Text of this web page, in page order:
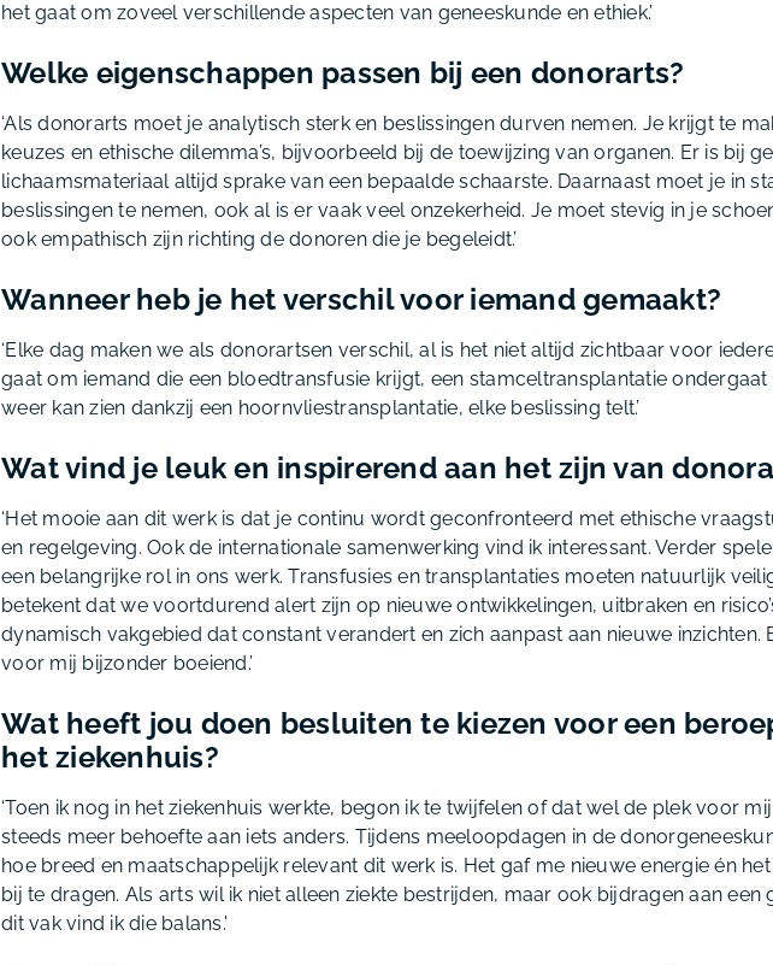
het gaat om zoveel verschillende aspecten van geneeskunde en ethiek.’
Welke eigenschappen passen bij een donorarts?
‘Als donorarts moet je analytisch sterk en beslissingen durven nemen. Je krijgt te
keuzes en ethische dilemma’s, bijvoorbeeld bij de toewijzing van organen. Er is bij
lichaamsmateriaal altijd sprake van een bepaalde schaarste. Daarnaast moet je in
beslissingen te nemen, ook al is er vaak veel onzekerheid. Je moet stevig in je
ook empathisch zijn richting de donoren die je begeleidt.’
Wanneer heb je het verschil voor iemand gemaakt?
‘Elke dag maken we als donorartsen verschil, al is het niet altijd zichtbaar voor
gaat om iemand die een bloedtransfusie krijgt, een stamceltransplantatie
weer kan zien dankzij een hoornvliestransplantatie, elke beslissing telt.’
Wat vind je leuk en inspirerend aan het zijn van
‘Het mooie aan dit werk is dat je continu wordt geconfronteerd met ethische
en regelgeving. Ook de internationale samenwerking vind ik interessant. Verder
een belangrijke rol in ons werk. Transfusies en transplantaties moeten natuurlijk
betekent dat we voortdurend alert zijn op nieuwe ontwikkelingen, uitbraken en
dynamisch vakgebied dat constant verandert en zich aanpast aan nieuwe inzichten.
voor mij bijzonder boeiend.’
Wat heeft jou doen besluiten te kiezen voor een
het ziekenhuis?
‘Toen ik nog in het ziekenhuis werkte, begon ik te twijfelen of dat wel de plek voor
steeds meer behoefte aan iets anders. Tijdens meeloopdagen in de
hoe breed en maatschappelijk relevant dit werk is. Het gaf me nieuwe energie én
bij te dragen. Als arts wil ik niet alleen ziekte bestrijden, maar ook bijdragen aan een
dit vak vind ik die balans.'